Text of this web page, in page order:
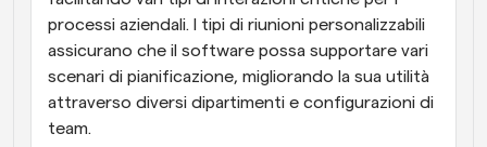
processi aziendali. I tipi di riunioni personalizzabili
assicurano che il software possa supportare vari
scenari di pianificazione, migliorando la sua utilità
attraverso diversi dipartimenti e configurazioni di
team.